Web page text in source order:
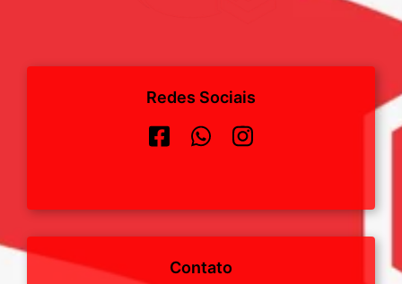
Redes Sociais
Contato